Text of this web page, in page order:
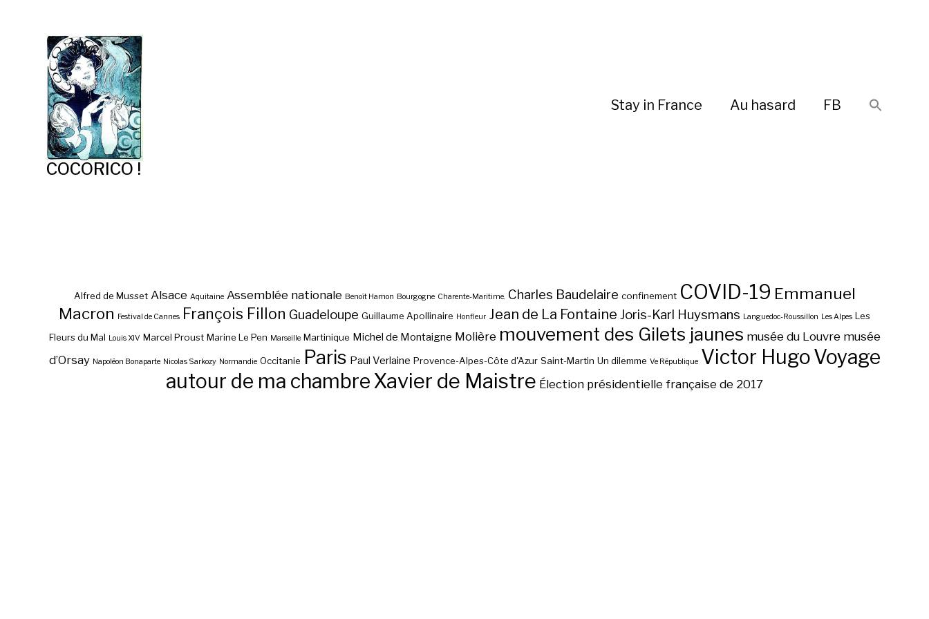
COCORICO !
Stay in France Au hasard FB
Alfred de Musset Alsace Aquitaine Assemblée nationale Benoît Hamon Bourgogne Charente-Maritime. Charles Baudelaire confinement COVID-19 Emmanuel
Macron Festival de Cannes François Fillon Guadeloupe Guillaume Apollinaire Honfleur Jean de La Fontaine Joris-Karl Huysmans Languedoc-Roussillon Les Alpes Les
Fleurs du Mal Louis XIV Marcel Proust Marine Le Pen Marseille Martinique Michel de Montaigne Molière mouvement des Gilets jaunes musée du Louvre musée
d’Orsay Napoléon Bonaparte Nicolas Sarkozy Normandie Occitanie Paris Paul Verlaine Provence-Alpes-Côte d'Azur Saint-Martin Un dilemme Ve République Victor HugoVoyage
autour de ma chambre Xavier de Maistre Élection présidentielle française de 2017